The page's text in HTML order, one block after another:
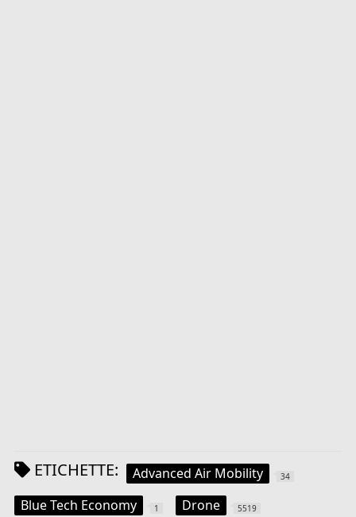
ETICHETTE: Advanced Air Mobility 34
Blue Tech Economy 1 Drone 5519